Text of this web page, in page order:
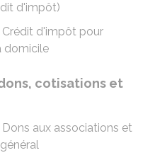
d'impôt)
d'impôt pour
domicile
cotisations et
aux associations et